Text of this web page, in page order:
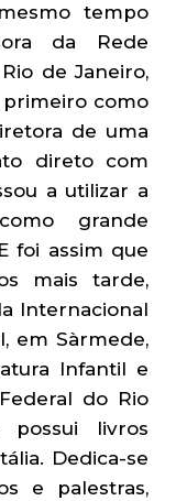
tempo
da Rede
de Janeiro,
primeiro como
de uma
direto com
a utilizar a
grande
foi assim que
mais tarde,
Internacional
em Sàrmede,
Infantil e
do Rio
possui livros
Dedica-se
e palestras,